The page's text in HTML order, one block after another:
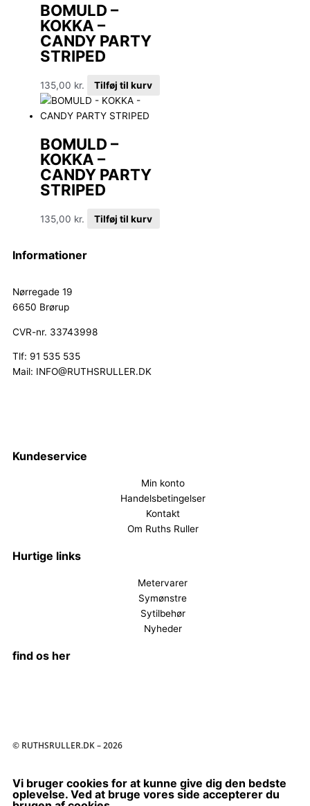
BOMULD –
KOKKA –
CANDY PARTY
STRIPED
135,00 kr. Tilføj til kurv
BOMULD –
KOKKA –
CANDY PARTY
STRIPED
135,00 kr. Tilføj til kurv
Informationer
Nørregade 19
6650 Brørup
CVR-nr. 33743998
Tlf: 91 535 535
Mail: INFO@RUTHSRULLER.DK
Kundeservice
Min konto
Handelsbetingelser
Kontakt
Om Ruths Ruller
Hurtige links
Metervarer
Symønstre
Sytilbehør
Nyheder
find os her
c
e
s
t
© RUTHSRULLER.DK – 2026
Vi bruger cookies for at kunne give dig den bedste
oplevelse. Ved at bruge vores side accepterer du